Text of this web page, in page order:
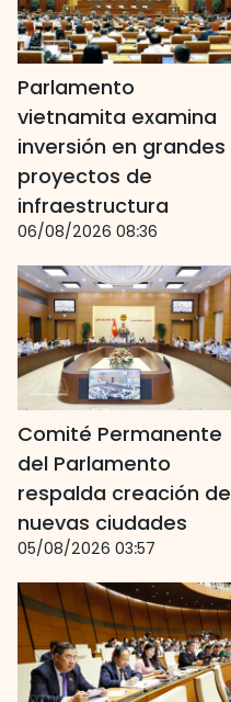
Parlamento
vietnamita examina
inversión en grandes
proyectos de
infraestructura
06/08/2026 08:36
Comité Permanente
del Parlamento
respalda creación de
nuevas ciudades
05/08/2026 03:57